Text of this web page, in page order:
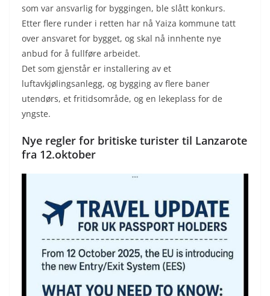
som var ansvarlig for byggingen, ble slått konkurs.
Etter flere runder i retten har nå Yaiza kommune tatt
over ansvaret for bygget, og skal nå innhente nye
anbud for å fullføre arbeidet.
Det som gjenstår er installering av et
luftavkjølingsanlegg, og bygging av flere baner
utendørs, et fritidsområde, og en lekeplass for de
yngste.
Nye regler for britiske turister til Lanzarote
fra 12.oktober